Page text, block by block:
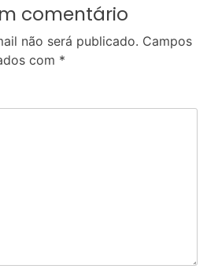
comentário
não será publicado. Campos
com *